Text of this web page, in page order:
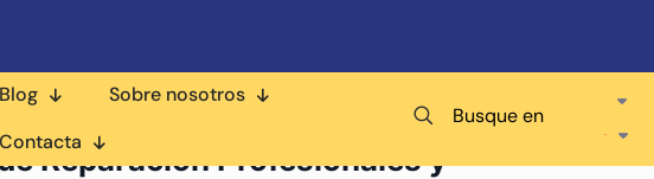
Blog
Sobre nosotros
Contacta
Busque en
para
Reparación Profesionales y